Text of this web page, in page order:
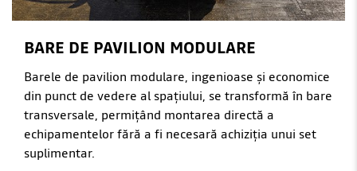
BARE DE PAVILION MODULARE
Barele de pavilion modulare, ingenioase și economice
din punct de vedere al spațiului, se transformă în bare
transversale, permițând montarea directă a
echipamentelor fără a fi necesară achiziția unui set
suplimentar.